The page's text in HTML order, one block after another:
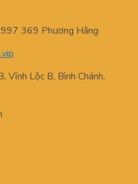
369 Phương Hằng
Lộc B, Bình Chánh,